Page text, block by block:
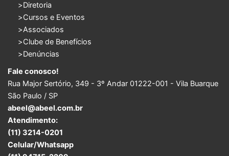
Diretoria
Cursos e Eventos
Associados
Clube de Benefícios
Denúncias
Fale conosco!
Rua Major Sertório, 349 - 3º Andar 01222-001 - Vila Buarque
São Paulo / SP
abeel@abeel.com.br
Atendimento:
(11) 3214-0201
Celular/Whatsapp